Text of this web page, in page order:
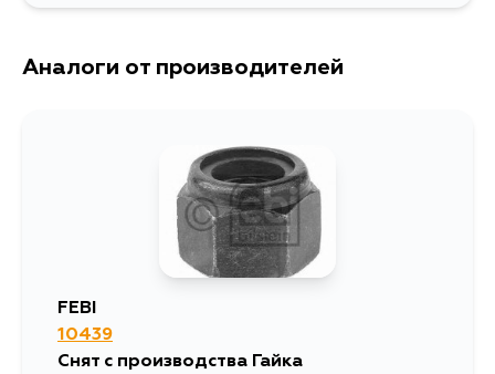
Аналоги от производителей
FEBI
10439
Снят с производства Гайка